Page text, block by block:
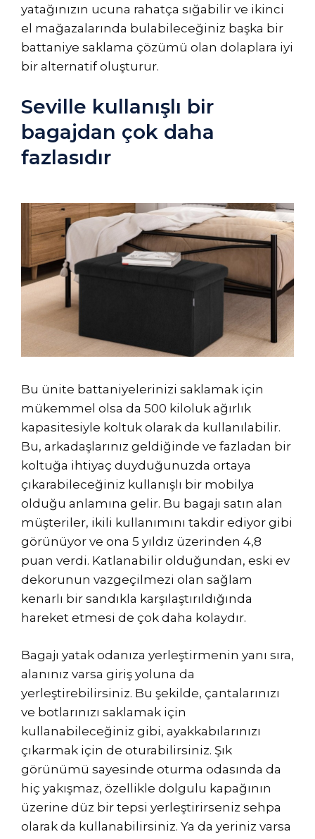
yatağınızın ucuna rahatça sığabilir ve ikinci
el mağazalarında bulabileceğiniz başka bir
battaniye saklama çözümü olan dolaplara iyi
bir alternatif oluşturur.
Seville kullanışlı bir
bagajdan çok daha
fazlasıdır
Bu ünite battaniyelerinizi saklamak için
mükemmel olsa da 500 kiloluk ağırlık
kapasitesiyle koltuk olarak da kullanılabilir.
Bu, arkadaşlarınız geldiğinde ve fazladan bir
koltuğa ihtiyaç duyduğunuzda ortaya
çıkarabileceğiniz kullanışlı bir mobilya
olduğu anlamına gelir. Bu bagajı satın alan
müşteriler, ikili kullanımını takdir ediyor gibi
görünüyor ve ona 5 yıldız üzerinden 4,8
puan verdi. Katlanabilir olduğundan, eski ev
dekorunun vazgeçilmezi olan sağlam
kenarlı bir sandıkla karşılaştırıldığında
hareket etmesi de çok daha kolaydır.
Bagajı yatak odanıza yerleştirmenin yanı sıra,
alanınız varsa giriş yoluna da
yerleştirebilirsiniz. Bu şekilde, çantalarınızı
ve botlarınızı saklamak için
kullanabileceğiniz gibi, ayakkabılarınızı
çıkarmak için de oturabilirsiniz. Şık
görünümü sayesinde oturma odasında da
hiç yakışmaz, özellikle dolgulu kapağının
üzerine düz bir tepsi yerleştirirseniz sehpa
olarak da kullanabilirsiniz. Ya da yeriniz varsa